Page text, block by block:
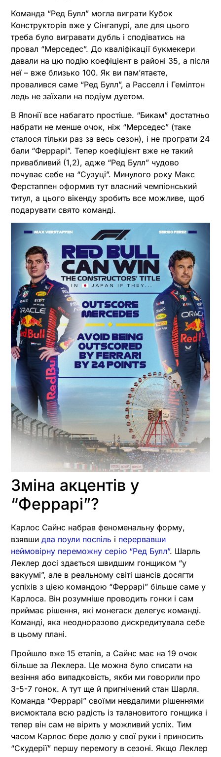
Команда “Ред Булл” могла виграти Кубок
Конструкторів вже у Сінгапурі, але для цього
треба було вигравати дубль і сподіватись на
провал “Мерседес”. До кваліфікації букмекери
давали на цю подію коефіцієнт в районі 35, а після
неї – вже близько 100. Як ви пам’ятаєте,
провалився саме “Ред Булл”, а Расселл і Гемілтон
ледь не заїхали на подіум дуетом.
В Японії все набагато простіше. “Бикам” достатньо
набрати не менше очок, ніж “Мерседес” (таке
сталося тільки раз за весь сезон), і не програти 24
бали “Феррарі”. Тепер коефіцієнт вже не такий
привабливий (1,2), адже “Ред Булл” чудово
почуває себе на “Сузуці”. Минулого року Макс
Ферстаппен оформив тут власний чемпіонський
титул, а цього вікенду зробить все можливе, щоб
подарувати свято команді.
Зміна акцентів у
“Феррарі”?
Карлос Сайнс набрав феноменальну форму,
взявши два поули поспіль і перервавши
неймовірну переможну серію “Ред Булл”. Шарль
Леклер досі здається швидшим гонщиком “у
вакуумі”, але в реальному світі шансів досягти
успіхів з цією командою “Феррарі” більше саме у
Карлоса. Він розумніше проводить гонки і сам
приймає рішення, які монегаск делегує команді.
Команді, яка неодноразово дискредитувала себе
в цьому плані.
Пройшло вже 15 етапів, а Сайнс має на 19 очок
більше за Леклера. Це можна було списати на
везіння або випадковість, якби ми говорили про
3-5-7 гонок. А тут ще й пригнічений стан Шарля.
Команда “Феррарі” своїми невдалими рішеннями
висмоктала всю радість із талановитого гонщика і
тепер він сам не вірить у можливий успіх. Тим
часом Карлос бере долю у свої руки і приносить
“Скудерії” першу перемогу в сезоні. Якщо Леклер